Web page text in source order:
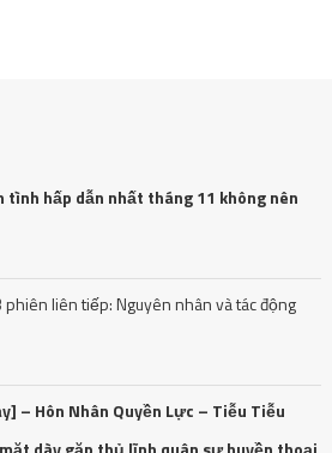
hấp dẫn nhất tháng 11 không nên
phiên liên tiếp: Nguyên nhân và tác động
– Hôn Nhân Quyền Lực – Tiễu Tiễu